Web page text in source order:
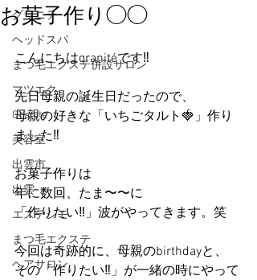
グラニテ
ヘッドスパ
まつ毛エクステ併設サロン
マツエク
Granite
美容室
出雲市
出雲
エステシモ
まつ毛エクステ
ヘアサロン
お菓子作り◯◯
こんにちはgranitéです‼︎
先日母親の誕生日だったので、
母親の好きな「いちごタルト🍓」作り
ました‼︎
お菓子作りは
年に数回、たま〜〜に
「作りたい‼︎」波がやってきます。笑
今回は奇跡的に、母親のbirthdayと、
その「作りたい‼︎」が一緒の時にやって